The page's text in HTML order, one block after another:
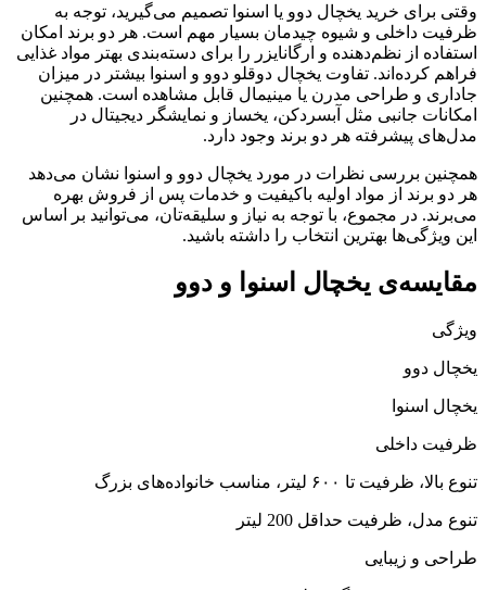
وقتی برای خرید یخچال دوو یا اسنوا تصمیم می‌گیرید، توجه به
ظرفیت داخلی و شیوه چیدمان بسیار مهم است. هر دو برند امکان
استفاده از نظم‌دهنده و ارگانایزر را برای دسته‌بندی بهتر مواد غذایی
فراهم کرده‌اند. تفاوت یخچال دوقلو دوو و اسنوا بیشتر در میزان
جاداری و طراحی مدرن یا مینیمال قابل مشاهده است. همچنین
امکانات جانبی مثل آبسردکن، یخساز و نمایشگر دیجیتال در
مدل‌های پیشرفته هر دو برند وجود دارد.
همچنین بررسی نظرات در مورد یخچال دوو و اسنوا نشان می‌دهد
هر دو برند از مواد اولیه باکیفیت و خدمات پس از فروش بهره
می‌برند. در مجموع، با توجه به نیاز و سلیقه‌تان، می‌توانید بر اساس
این ویژگی‌ها بهترین انتخاب را داشته باشید.
مقایسه‌ی یخچال اسنوا و دوو
ویژگی
یخچال دوو
یخچال اسنوا
ظرفیت داخلی
تنوع بالا، ظرفیت تا ۶۰۰ لیتر، مناسب خانواده‌های بزرگ
تنوع مدل، ظرفیت حداقل 200 لیتر
طراحی و زیبایی